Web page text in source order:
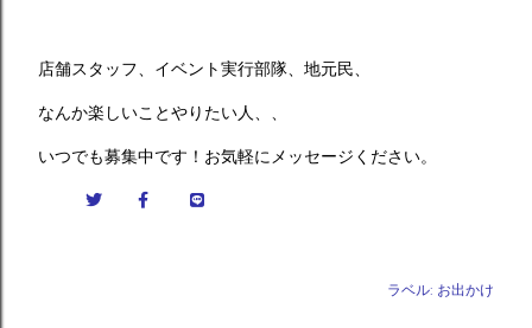
店舗スタッフ、イベント実行部隊、地元民、
なんか楽しいことやりたい人、、
いつでも募集中です！お気軽にメッセージください。
ラベル: お出かけ